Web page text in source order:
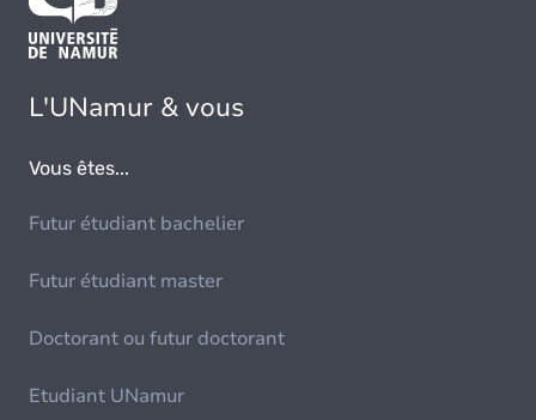
L'UNamur & vous
Vous êtes...
Futur étudiant bachelier
Futur étudiant master
Doctorant ou futur doctorant
Etudiant UNamur